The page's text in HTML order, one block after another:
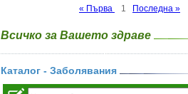
« Първа 1 Последна »
Всичко за Вашето здраве
Каталог - Заболявания